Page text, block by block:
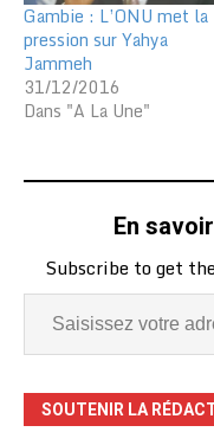
Gambie : L’ONU met la
pression sur Yahya
Jammeh
31/12/2016
Dans "A La Une"
En
Subscribe to get
SOUTENIR LA